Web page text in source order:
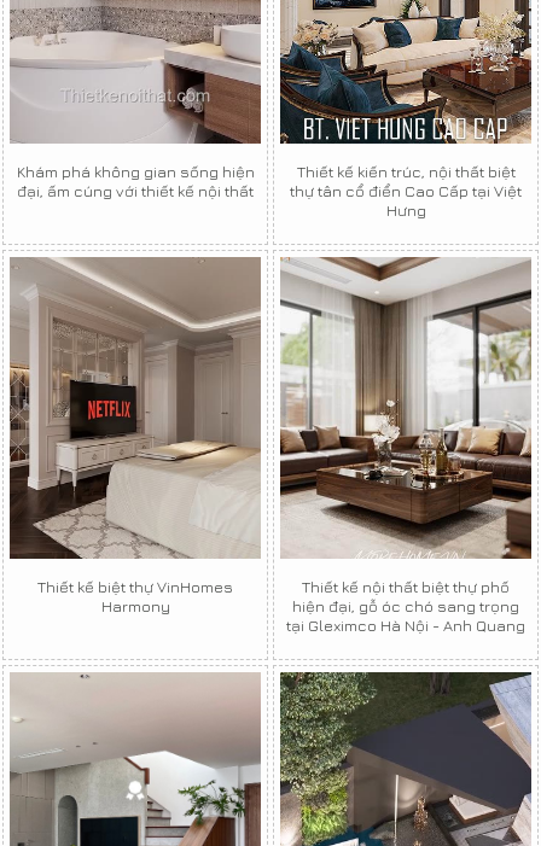
Khám phá không gian sống hiện
đại, ấm cúng với thiết kế nội thất
Thiết kế kiến trúc, nội thất biệt
thự tân cổ điển Cao Cấp tại Việt
Hưng
Thiết kế biệt thự VinHomes
Harmony
Thiết kế nội thất biệt thự phố
hiện đại, gỗ óc chó sang trọng
tại Gleximco Hà Nội - Anh Quang